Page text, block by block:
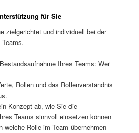
für Sie
zielgerichtet und individuell bei der
Ihres Teams: Wer
Rollen und das Rollenverständnis
Konzept ab, wie Sie die
Teams sinnvoll einsetzen können
welche Rolle im Team übernehmen